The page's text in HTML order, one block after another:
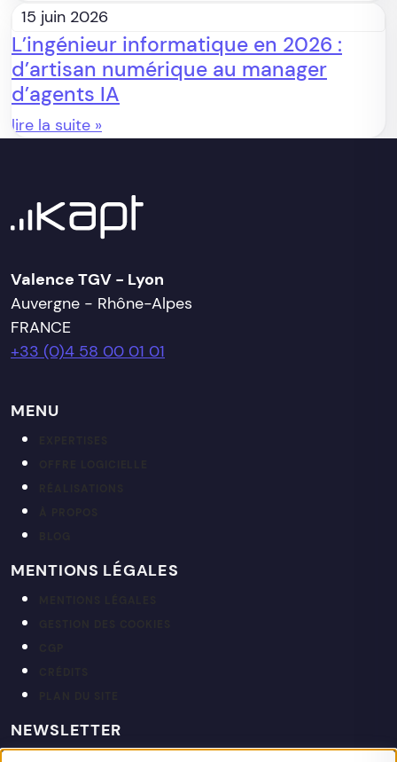
15 juin 2026
L’ingénieur informatique en 2026 :
d’artisan numérique au manager
d’agents IA
lire la suite »
Valence TGV - Lyon
Auvergne - Rhône-Alpes
FRANCE
+33 (0)4 58 00 01 01
MENU
MENTIONS LÉGALES
NEWSLETTER
Restez informé de nos actualités et projets.